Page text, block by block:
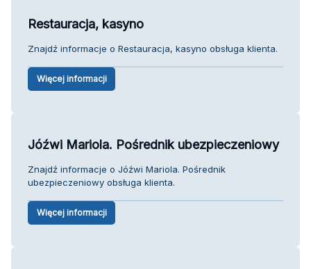
Restauracja, kasyno
Znajdź informacje o Restauracja, kasyno obsługa klienta.
Więcej informacji
Jóźwi Mariola. Pośrednik ubezpieczeniowy
Znajdź informacje o Jóźwi Mariola. Pośrednik
ubezpieczeniowy obsługa klienta.
Więcej informacji